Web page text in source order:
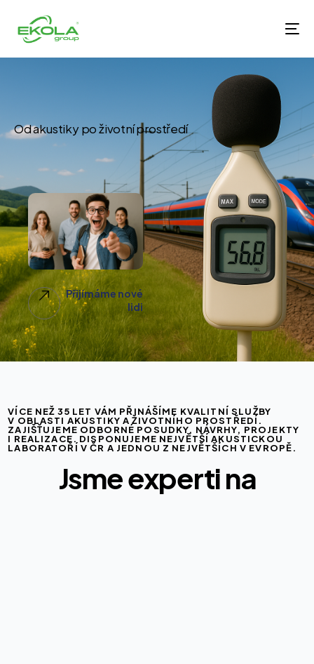
Od akustiky po životní prostředí
Přijímáme nové
lidi
VÍCE NEŽ 35 LET VÁM PŘINÁŠÍME KVALITNÍ SLUŽBY
V OBLASTI AKUSTIKY A ŽIVOTNÍHO PROSTŘEDÍ.
ZAJIŠŤUJEME ODBORNÉ POSUDKY, NÁVRHY, PROJEKTY
I REALIZACE. DISPONUJEME NEJVĚTŠÍ AKUSTICKOU
LABORATOŘÍ V ČR A JEDNOU Z NEJVĚTŠÍCH V EVROPĚ.
Jsme experti na